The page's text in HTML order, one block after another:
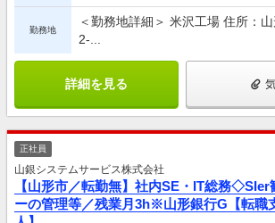
勤務地
＜勤務地詳細＞ 米沢工場 住所：
2-...
詳細を見る
正社員
山銀システムサービス株式会社
【山形市／転勤無】社内SE・IT総務
ーの管理等／残業月3h※山形銀行G【転職